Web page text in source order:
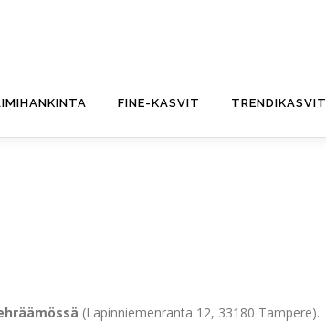
FINE-KASVIT TRENDIKASVIT
(Lapinniemenranta 12, 33180 Tampere).